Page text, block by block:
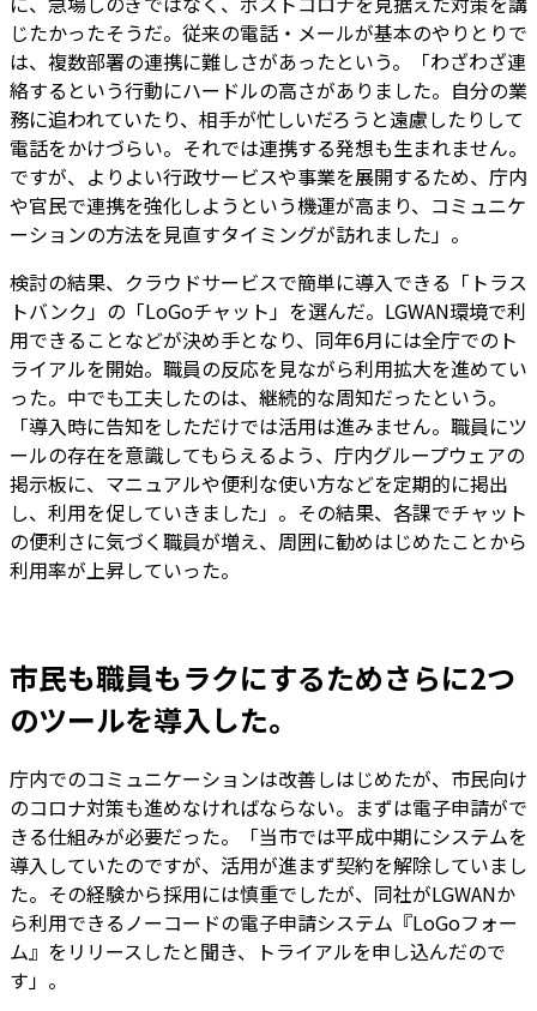
じたかったそうだ。従来の電話・メールが基本のやりとりで
は、複数部署の連携に難しさがあったという。「わざわざ連
絡するという行動にハードルの高さがありました。自分の業
務に追われていたり、相手が忙しいだろうと遠慮したりして
電話をかけづらい。それでは連携する発想も生まれません。
ですが、よりよい行政サービスや事業を展開するため、庁内
や官民で連携を強化しようという機運が高まり、コミュニケ
ーションの方法を見直すタイミングが訪れました」。
検討の結果、クラウドサービスで簡単に導入できる「トラス
トバンク」の「LoGoチャット」を選んだ。LGWAN環境で利
用できることなどが決め手となり、同年6月には全庁でのト
ライアルを開始。職員の反応を見ながら利用拡大を進めてい
った。中でも工夫したのは、継続的な周知だったという。
「導入時に告知をしただけでは活用は進みません。職員にツ
ールの存在を意識してもらえるよう、庁内グループウェアの
掲示板に、マニュアルや便利な使い方などを定期的に掲出
し、利用を促していきました」。その結果、各課でチャット
の便利さに気づく職員が増え、周囲に勧めはじめたことから
利用率が上昇していった。
市民も職員もラクにするためさらに2つ
のツールを導入した。
庁内でのコミュニケーションは改善しはじめたが、市民向け
のコロナ対策も進めなければならない。まずは電子申請がで
きる仕組みが必要だった。「当市では平成中期にシステムを
導入していたのですが、活用が進まず契約を解除していまし
た。その経験から採用には慎重でしたが、同社がLGWANか
ら利用できるノーコードの電子申請システム『LoGoフォー
ム』をリリースしたと聞き、トライアルを申し込んだので
す」。